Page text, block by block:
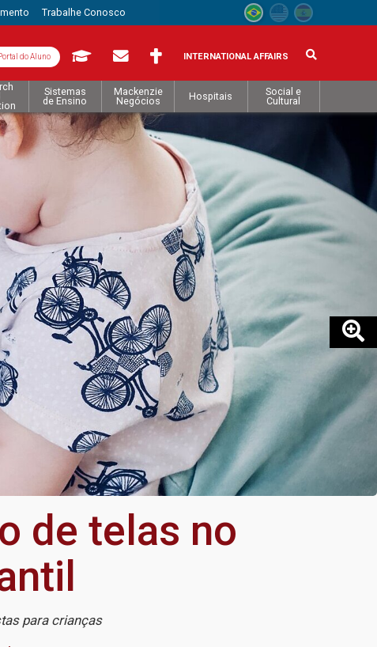
Trabalhe Conosco
do Aluno INTERNATIONAL AFFAIRS
Sistemas
de Ensino
Mackenzie
Negócios
Hospitais
Social e
Cultural
de telas no
para crianças